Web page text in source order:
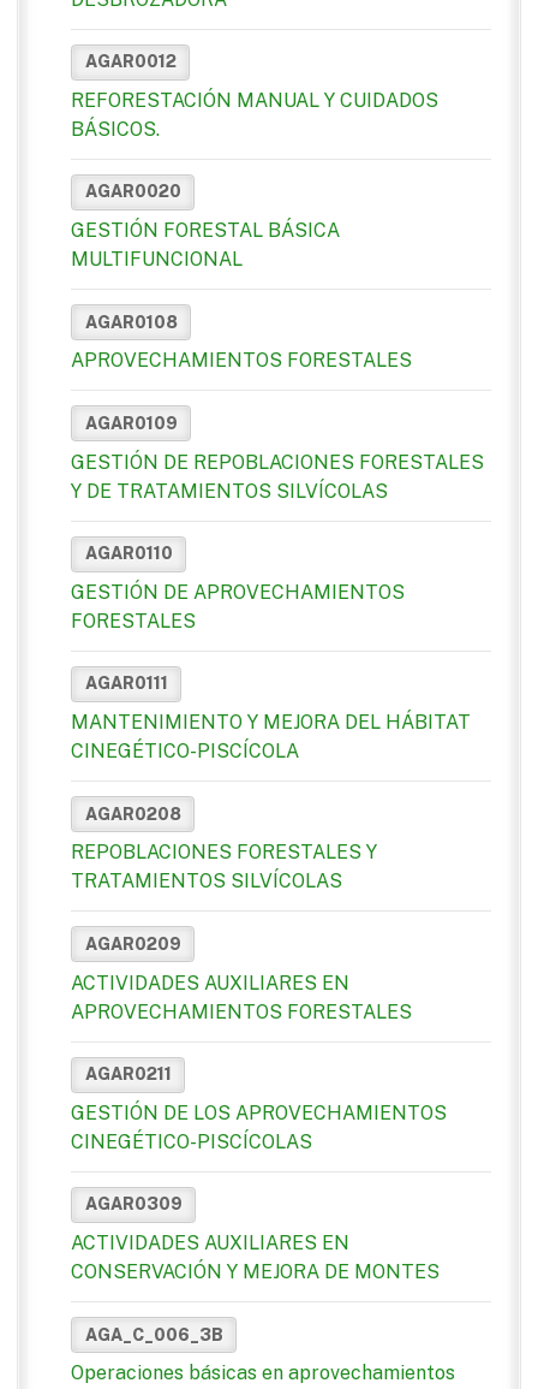
AGAR0012
REFORESTACIÓN MANUAL Y CUIDADOS
BÁSICOS.
AGAR0020
GESTIÓN FORESTAL BÁSICA
MULTIFUNCIONAL
AGAR0108
APROVECHAMIENTOS FORESTALES
AGAR0109
GESTIÓN DE REPOBLACIONES FORESTALES
Y DE TRATAMIENTOS SILVÍCOLAS
AGAR0110
GESTIÓN DE APROVECHAMIENTOS
FORESTALES
AGAR0111
MANTENIMIENTO Y MEJORA DEL HÁBITAT
CINEGÉTICO-PISCÍCOLA
AGAR0208
REPOBLACIONES FORESTALES Y
TRATAMIENTOS SILVÍCOLAS
AGAR0209
ACTIVIDADES AUXILIARES EN
APROVECHAMIENTOS FORESTALES
AGAR0211
GESTIÓN DE LOS APROVECHAMIENTOS
CINEGÉTICO-PISCÍCOLAS
AGAR0309
ACTIVIDADES AUXILIARES EN
CONSERVACIÓN Y MEJORA DE MONTES
AGA_C_006_3B
Operaciones básicas en aprovechamientos